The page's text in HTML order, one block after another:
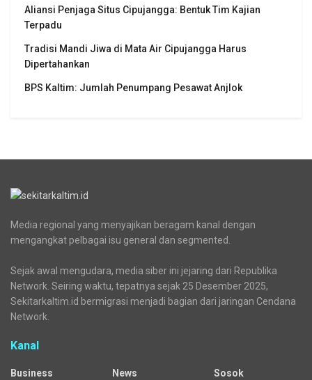
Aliansi Penjaga Situs Cipujangga: Bentuk Tim Kajian
Terpadu
Tradisi Mandi Jiwa di Mata Air Cipujangga Harus
Dipertahankan
BPS Kaltim: Jumlah Penumpang Pesawat Anjlok
Media regional yang menyajikan beragam kanal dengan
mengangkat pelbagai isu general dan segmented.
Sejak awal mengudara, media siber ini jejaring dari Republika
Network. Seiring waktu, tepatnya sejak 25 Desember 2025,
Sekitarkaltim.id bermigrasi menjadi bagian dari jaringan Cendana
Network.
Kanal
Business
News
Sosok